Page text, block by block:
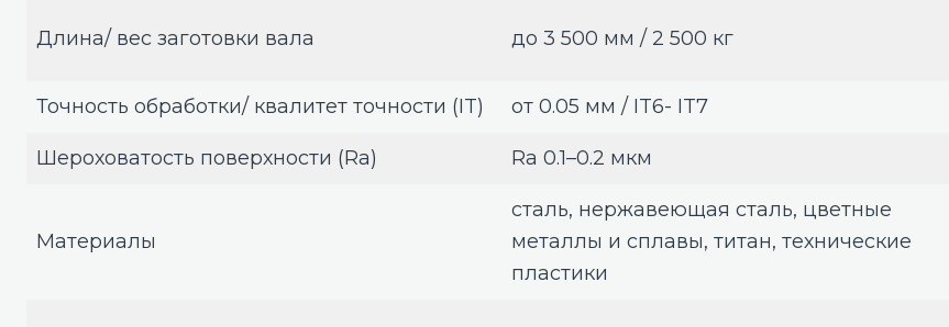
Длина/ вес заготовки вала до 3 500 мм / 2 500 кг
Точность обработки/ квалитет точности (IT) от 0.05 мм / IT6- IT7
Шероховатость поверхности (Ra) Ra 0.1–0.2 мкм
Материалы
сталь, нержавеющая сталь, цветные
металлы и сплавы, титан, технические
пластики